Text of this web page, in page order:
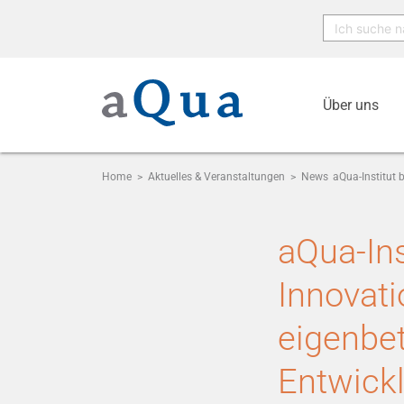
Über uns
Home > Aktuelles & Veranstaltungen > News aQua-Institut
aQua-